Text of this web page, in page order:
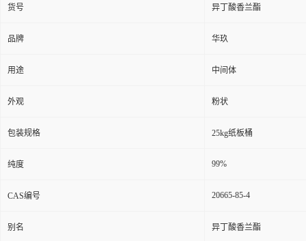
货号 异丁酸香兰酯
品牌 华玖
用途 中间体
外观 粉状
包装规格 25kg纸板桶
纯度 99%
CAS编号 20665-85-4
别名 异丁酸香兰酯